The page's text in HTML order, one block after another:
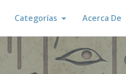
Categorías Acerca De